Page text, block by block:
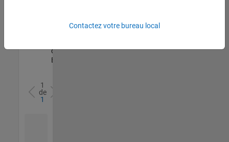
Engineer
qualité |
Expérimenté(e)
1
de
1
Contactez votre bureau local